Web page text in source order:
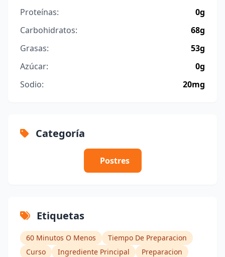
Proteínas:
0g
Carbohidratos:
68g
Grasas:
53g
Azúcar:
0g
Sodio:
20mg
Categoría
Postres
Etiquetas
60 Minutos O Menos
Tiempo De Preparacion
Curso
Ingrediente Principal
Preparacion